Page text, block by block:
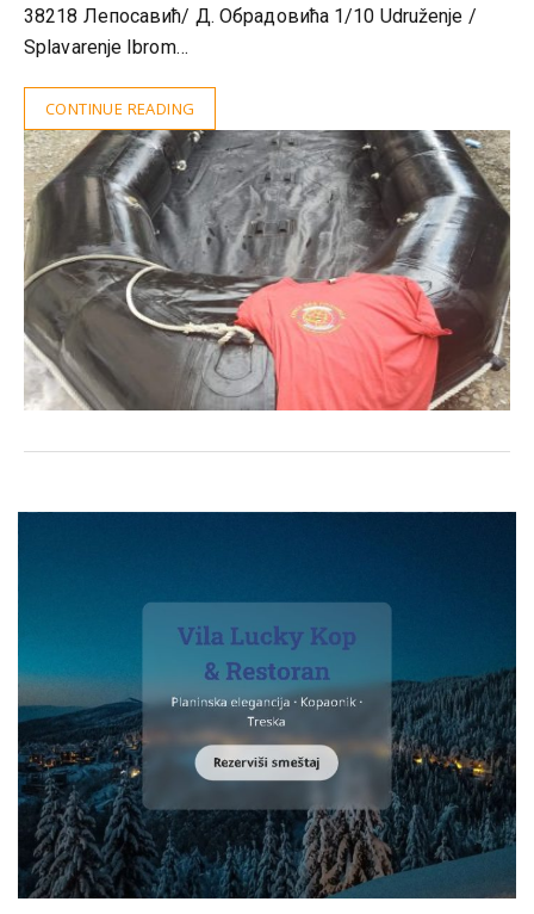
38218 Лепосавић/ Д. Обрадовића 1/10 Udruženje /
Splavarenje Ibrom…
CONTINUE READING